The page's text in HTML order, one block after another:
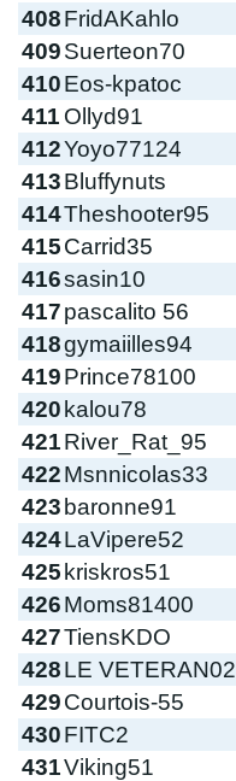
408FridAKahlo
409Suerteon70
410Eos-kpatoc
411 Ollyd91
412Yoyo77124
413Bluffynuts
414Theshooter95
415Carrid35
416sasin10
417pascalito 56
418gymaiilles94
419Prince78100
420kalou78
421River_Rat_95
422Msnnicolas33
423baronne91
424LaVipere52
425kriskros51
426Moms81400
427TiensKDO
428LE VETERAN02
429Courtois-55
430FITC2
431Viking51